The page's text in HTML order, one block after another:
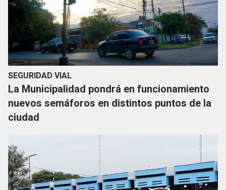
SEGURIDAD VIAL
La Municipalidad pondrá en funcionamiento
nuevos semáforos en distintos puntos de la
ciudad